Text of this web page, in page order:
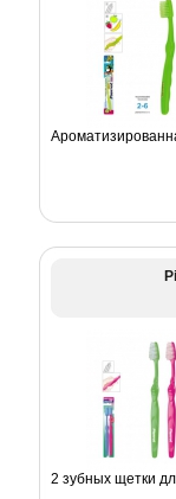
2 зубных щетки